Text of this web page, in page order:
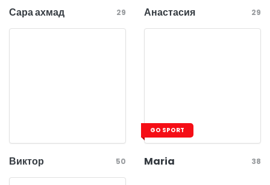
Сара ахмад 29 Анастасия 29
Виктор 50
GO SPORT
Maria 38